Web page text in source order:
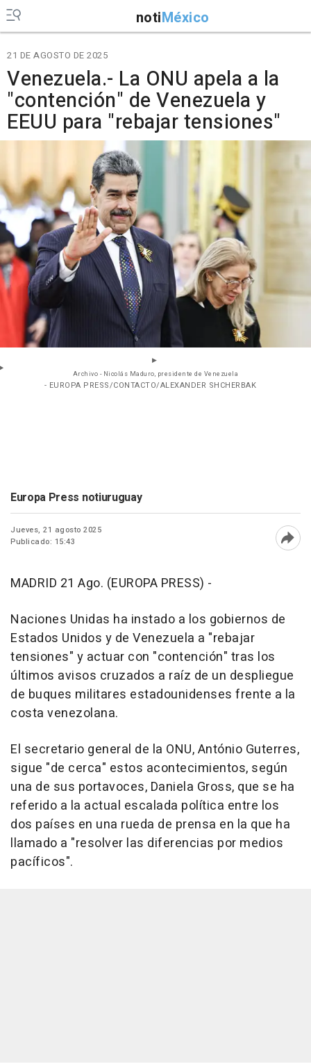
notiMéxico
21 DE AGOSTO DE 2025
Venezuela.- La ONU apela a la
"contención" de Venezuela y
EEUU para "rebajar tensiones"
Archivo - Nicolás Maduro, presidente de Venezuela
- EUROPA PRESS/CONTACTO/ALEXANDER SHCHERBAK
Europa Press notiuruguay
Jueves, 21 agosto 2025
Publicado: 15:43
MADRID 21 Ago. (EUROPA PRESS) -
Naciones Unidas ha instado a los gobiernos de
Estados Unidos y de Venezuela a "rebajar
tensiones" y actuar con "contención" tras los
últimos avisos cruzados a raíz de un despliegue
de buques militares estadounidenses frente a la
costa venezolana.
El secretario general de la ONU, António Guterres,
sigue "de cerca" estos acontecimientos, según
una de sus portavoces, Daniela Gross, que se ha
referido a la actual escalada política entre los
dos países en una rueda de prensa en la que ha
llamado a "resolver las diferencias por medios
pacíficos".